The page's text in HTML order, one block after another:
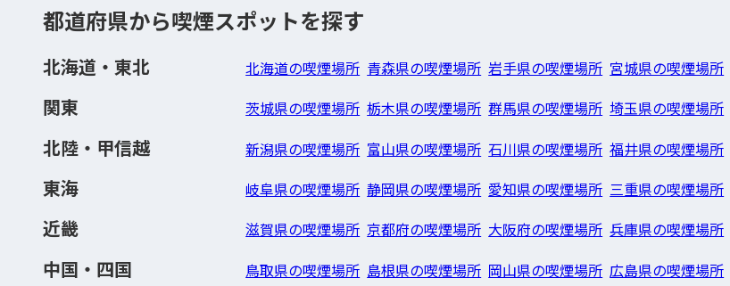
都道府県から喫煙スポットを探す
北海道・東北 北海道の喫煙場所 青森県の喫煙場所 岩手県の喫煙場所 宮城県の喫煙場所
関東 茨城県の喫煙場所 栃木県の喫煙場所 群馬県の喫煙場所 埼玉県の喫煙場所
北陸・甲信越 新潟県の喫煙場所 富山県の喫煙場所 石川県の喫煙場所 福井県の喫煙場所
東海 岐阜県の喫煙場所 静岡県の喫煙場所 愛知県の喫煙場所 三重県の喫煙場所
近畿 滋賀県の喫煙場所 京都府の喫煙場所 大阪府の喫煙場所 兵庫県の喫煙場所
中国・四国 鳥取県の喫煙場所 島根県の喫煙場所 岡山県の喫煙場所 広島県の喫煙場所